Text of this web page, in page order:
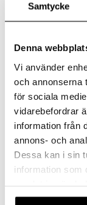
Samtycke
Denna
Vi använder
och annonserna
för sociala
vidarebefordrar
information från
annons- och
Dessa kan i sin
information som
våra cookies
Monster Energy
Strawberry Dreams